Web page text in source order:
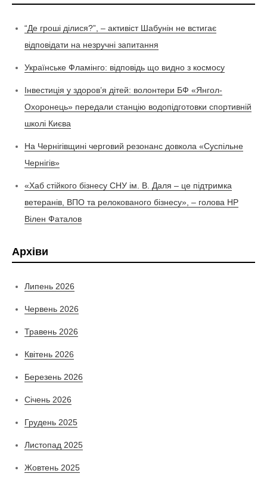
“Де гроші ділися?”, – активіст Шабунін не встигає
відповідати на незручні запитання
Українське Фламінго: відповідь що видно з космосу
Інвестиція у здоров’я дітей: волонтери БФ «Янгол-
Охоронець» передали станцію водопідготовки спортивній
школі Києва
На Чернігівщині черговий резонанс довкола «Суспільне
Чернігів»
«Хаб стійкого бізнесу СНУ ім. В. Даля – це підтримка
ветеранів, ВПО та релокованого бізнесу», – голова НР
Вілен Фаталов
Архіви
Липень 2026
Червень 2026
Травень 2026
Квітень 2026
Березень 2026
Січень 2026
Грудень 2025
Листопад 2025
Жовтень 2025